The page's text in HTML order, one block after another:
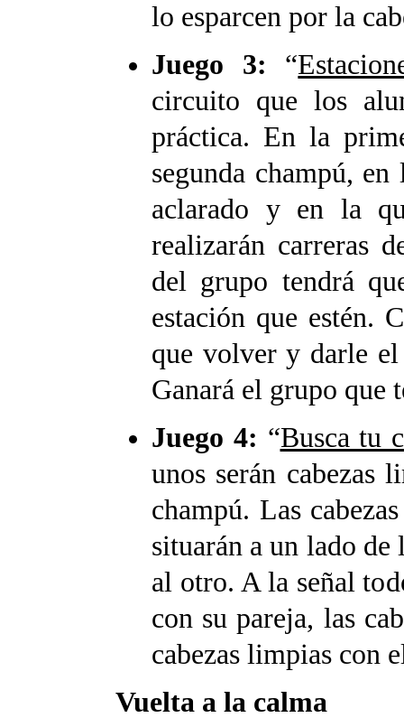
lo esparcen por la
Juego 3: “
circuito que los
práctica. En la
segunda champú,
aclarado y en la
realizarán carreras
del grupo tendrá
estación que estén.
que volver y darle
Ganará el grupo que
Juego 4: “Busca tu
unos serán cabezas
champú. Las
situarán a un lado
al otro. A la señal
con su pareja, las
cabezas limpias con
Vuelta a la calma